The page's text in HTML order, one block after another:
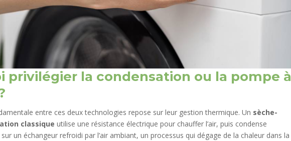
privilégier la condensation ou la pompe à
entre ces deux technologies repose sur leur gestion thermique. Un sèche-
classique utilise une résistance électrique pour chauffer l’air, puis condense
un échangeur refroidi par l’air ambiant, un processus qui dégage de la chaleur dans la